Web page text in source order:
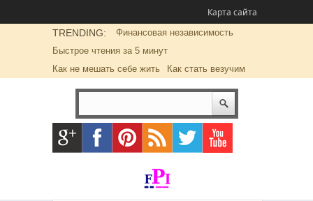
Карта сайта
TRENDING:
Финансовая независимость
Быстрое чтения за 5 минут
Как не мешать себе жить
Как стать везучим